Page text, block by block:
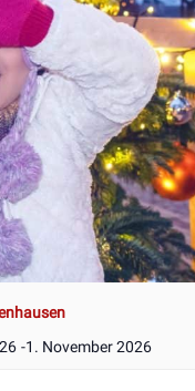
-1. November 2026